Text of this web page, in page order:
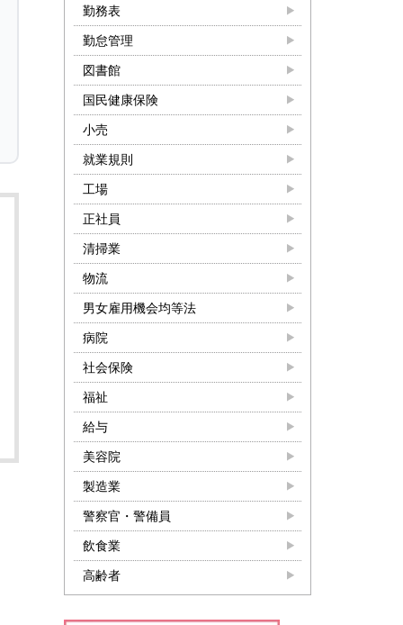
勤務表
勤怠管理
図書館
国民健康保険
小売
就業規則
工場
正社員
清掃業
物流
男女雇用機会均等法
病院
社会保険
福祉
給与
美容院
製造業
警察官・警備員
飲食業
高齢者